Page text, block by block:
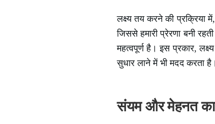
लक्ष्य तय करने की प्रक्रिया
जिससे हमारी प्रेरणा बनी
महत्वपूर्ण है। इस प्रकार,
सुधार लाने में भी मदद करता है।
संयम और मेहनत